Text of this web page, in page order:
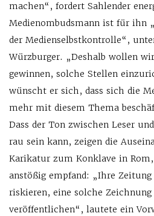
machen“, fordert Sahlender
Medienombudsmann ist für ihn
der Medienselbstkontrolle“,
Würzburger. „Deshalb wollen
gewinnen, solche Stellen
wünscht er sich, dass sich die
mehr mit diesem Thema
Dass der Ton zwischen Leser
rau sein kann, zeigen die
Karikatur zum Konklave in
anstößig empfand: „Ihre
riskieren, eine solche
veröffentlichen“, lautete ein